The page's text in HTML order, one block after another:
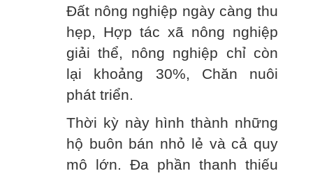
Đất nông nghiệp ngày càng thu
hẹp, Hợp tác xã nông nghiệp
giải thể, nông nghiệp chỉ còn
lại khoảng 30%, Chăn nuôi
phát triển.
Thời kỳ này hình thành những
hộ buôn bán nhỏ lẻ và cả quy
mô lớn. Đa phần thanh thiếu